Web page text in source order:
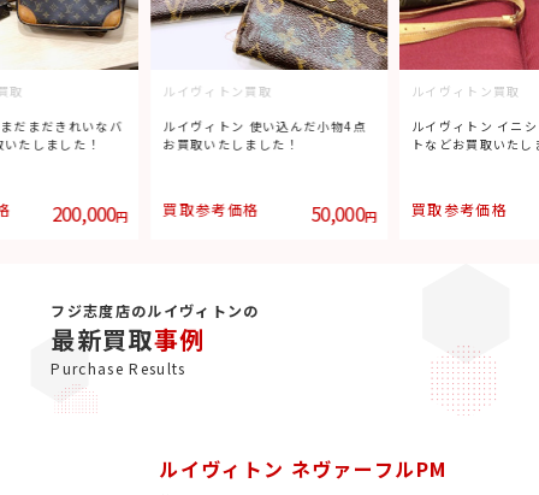
取
い込んだ小物4点
した！
50,000円
ルイヴィトン買取
ルイヴィトン イニシャル入りトー
トなどお買取いたしました！
買取参考価格 195,000円
ルイヴィトン買取
ルイヴィトン コレ
てお買取いたしまし
買取参考価格
フジ志度店のルイヴィトンの
最新買取事例
Purchase Results
ルイヴィトン ネヴァーフルPM